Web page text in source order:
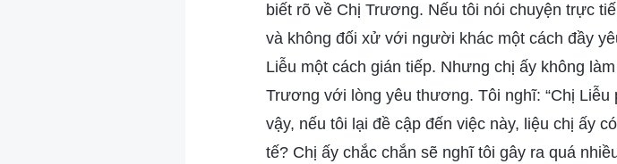
biết rõ về Chị Trương. Nếu tôi nói chuyện trực
và không đối xử với người khác một cách đầy
Liễu một cách gián tiếp. Nhưng chị ấy không
Trương với lòng yêu thương. Tôi nghĩ: “Chị
vậy, nếu tôi lại đề cập đến việc này, liệu chị ấy
tế? Chị ấy chắc chắn sẽ nghĩ tôi gây ra quá